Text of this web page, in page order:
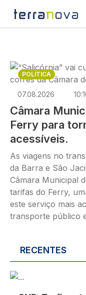
Passar para o
Imagem
POLÍTICA
07.08.2026
Câmara
Ferry para
acessíveis.
As viagens no
da Barra e São
Câmara Municipal
tarifas do Ferry,
este serviço mais
transporte público
RECENTES
Imagem